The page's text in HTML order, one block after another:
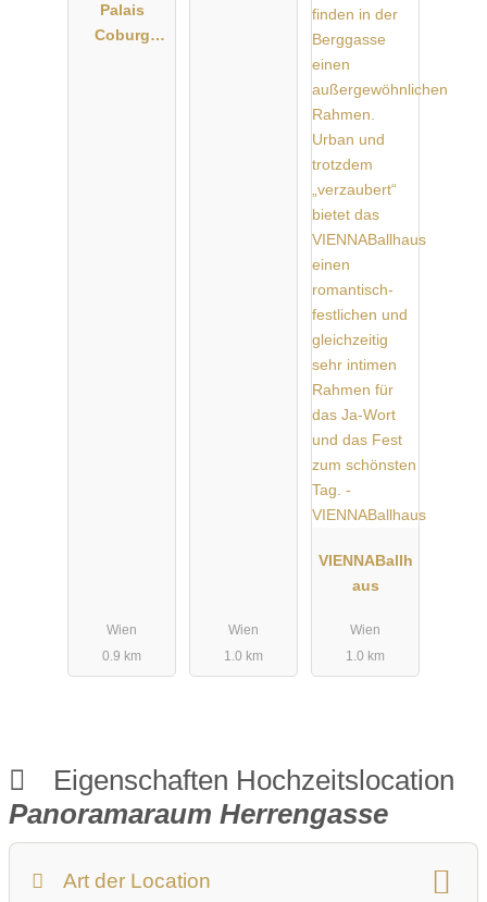
Palais
Coburg
Wien
0.9 km
Wien
1.0 km
VIENNABallh
aus
Wien
1.0 km
Eigenschaften Hochzeitslocation
Panoramaraum Herrengasse
Art der Location